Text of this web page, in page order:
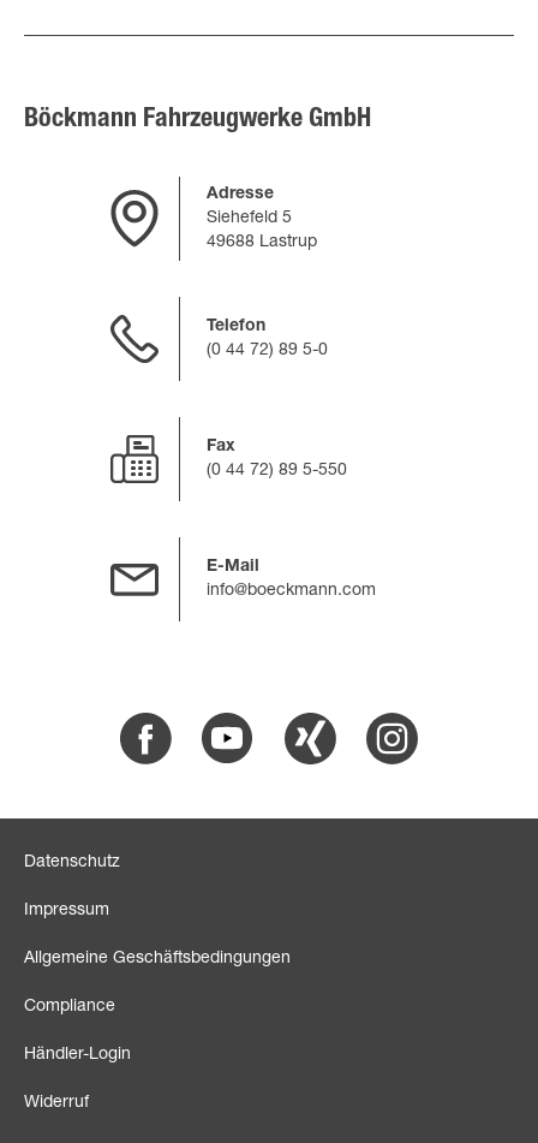
Böckmann Fahrzeugwerke GmbH
Adresse
Siehefeld 5
49688 Lastrup
Telefon
(0 44 72) 89 5-0
Fax
(0 44 72) 89 5-550
E-Mail
info@boeckmann.com
Facebook Youtube Xing Instagram
Datenschutz
Impressum
Allgemeine Geschäftsbedingungen
Compliance
Händler-Login
Widerruf